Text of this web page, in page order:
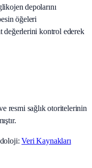
depolarını
öğeleri
değerlerini kontrol ederek
resmi sağlık otoritelerinin
Veri Kaynakları